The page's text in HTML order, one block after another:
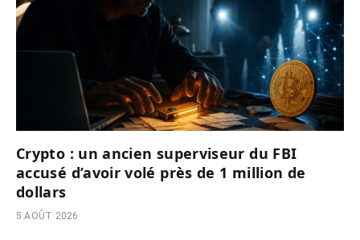
Crypto : un ancien superviseur du FBI
accusé d’avoir volé près de 1 million de
dollars
5 AOÛT 2026